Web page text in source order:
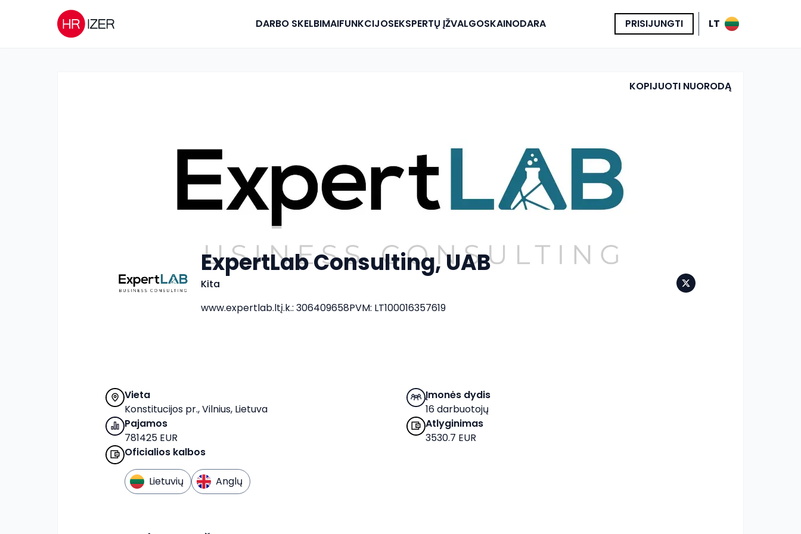
DARBO SKELBIMAIFUNKCIJOSEKSPERTŲ ĮŽVALGOSKAINODARA PRISIJUNGTI LT
KOPIJUOTI NUORODĄ
ExpertLab Consulting, UAB
Kita
www.expertlab.ltį.k.: 306409658PVM: LT100016357619
Vieta
Konstitucijos pr., Vilnius, Lietuva
Įmonės dydis
16 darbuotojų
Pajamos
781425 EUR
Atlyginimas
3530.7 EUR
Oficialios kalbos
Lietuvių Anglų